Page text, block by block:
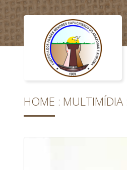
HOME MULTIMÍDIA